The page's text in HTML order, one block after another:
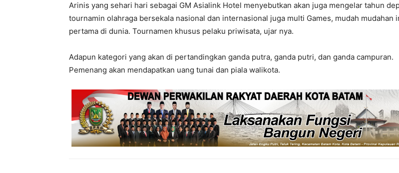
Arinis yang sehari hari sebagai GM Asialink Hotel menyebutkan akan juga mengelar tahun
tournamin olahraga bersekala nasional dan internasional juga multi Games, mudah mudahan
pertama di dunia. Tournamen khusus pelaku priwisata, ujar nya.
Adapun kategori yang akan di pertandingkan ganda putra, ganda putri, dan ganda campuran.
Pemenang akan mendapatkan uang tunai dan piala walikota.